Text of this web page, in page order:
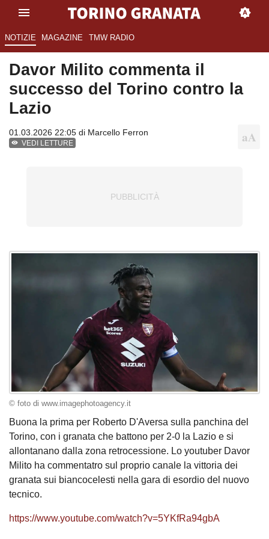
NOTIZIE MAGAZINE TMW RADIO
Davor Milito commenta il
successo del Torino contro la
Lazio
01.03.2026 22:05 di Marcello Ferron
VEDI LETTURE
© foto di www.imagephotoagency.it
Buona la prima per Roberto D'Aversa sulla panchina del
Torino, con i granata che battono per 2-0 la Lazio e si
allontanano dalla zona retrocessione. Lo youtuber Davor
Milito ha commentatro sul proprio canale la vittoria dei
granata sui biancocelesti nella gara di esordio del nuovo
tecnico.
https://www.youtube.com/watch?v=5YKfRa94gbA